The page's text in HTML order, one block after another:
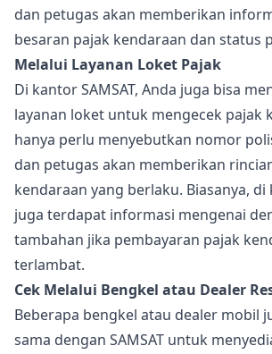
dan petugas akan memberikan
besaran pajak kendaraan dan status
Melalui Layanan Loket Pajak
Di kantor SAMSAT, Anda juga bisa
layanan loket untuk mengecek pajak
hanya perlu menyebutkan nomor
dan petugas akan memberikan
kendaraan yang berlaku. Biasanya, di
juga terdapat informasi mengenai
tambahan jika pembayaran pajak
terlambat.
Cek Melalui Bengkel atau Dealer
Beberapa bengkel atau dealer mobil
sama dengan SAMSAT untuk